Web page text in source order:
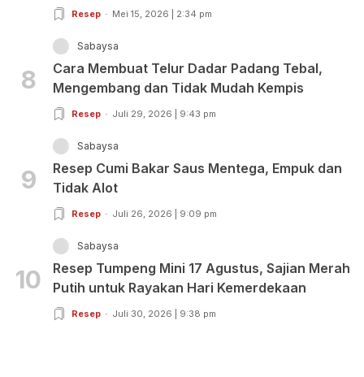
Resep Mei 15, 2026 | 2:34 pm
8
Sabaysa
Cara Membuat Telur Dadar Padang Tebal,
Mengembang dan Tidak Mudah Kempis
Resep Juli 29, 2026 | 9:43 pm
9
Sabaysa
Resep Cumi Bakar Saus Mentega, Empuk dan
Tidak Alot
Resep Juli 26, 2026 | 9:09 pm
10
Sabaysa
Resep Tumpeng Mini 17 Agustus, Sajian Merah
Putih untuk Rayakan Hari Kemerdekaan
Resep Juli 30, 2026 | 9:38 pm